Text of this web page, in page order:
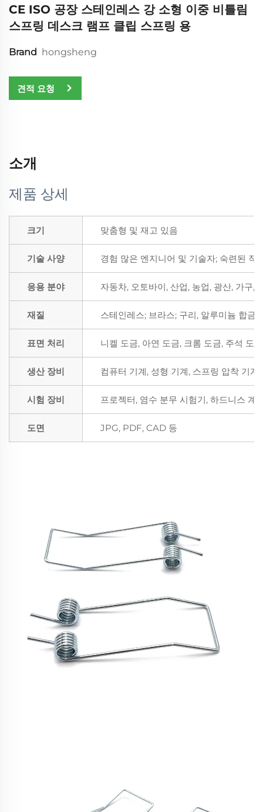
CE ISO 공장 스테인레스 강 소형 이중 비틀림
스프링 데스크 램프 클립 스프링 용
Brand hongsheng
견적 요청
소개
제품 상세
크기 맞춤형 및 재고 있음
기술 사양 경험 많은 엔지니어 및 기술자; 숙련된 작
응용 분야 자동차, 오토바이, 산업, 농업, 광산, 가구,
재질 스테인레스; 브라스; 구리, 알루미늄 합
표면 처리 니켈 도금, 아연 도금, 크롬 도금, 주석 도
생산 장비 컴퓨터 기계, 성형 기계, 스프링 압착 기
시험 장비 프로젝터, 염수 분무 시험기, 하드니스 계,
도면 JPG, PDF, CAD 등